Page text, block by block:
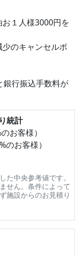
１人様3000円を
のキャンセルポ
銀行振込手数料が
統計
お客様）
お客様）
た中央参考値です。
せん。条件によって
施設からのお見積り